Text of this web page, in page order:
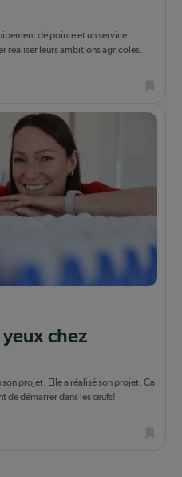
de pointe et un service
réaliser leurs ambitions agricoles.
chez
projet. Elle a réalisé son projet. Ça
de démarrer dans les œufs!